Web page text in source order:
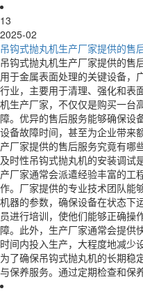
13
2025-02
吊钩式抛丸机生产厂家提供的售
吊钩式抛丸机生产厂家提供的售
用于金属表面处理的关键设备，
行业，主要用于清理、强化和表
机生产厂家，不仅仅是购买一台
障。优异的售后服务能够确保设
设备故障时间，甚至为企业带来
产厂家提供的售后服务究竟有哪
及时性吊钩式抛丸机的安装调试
产厂家通常会派遣经验丰富的工
作。厂家提供的专业技术团队能
机器的参数，确保设备在状态下
员进行培训，使他们能够正确操
障。此外，生产厂家通常会提供
时间内投入生产，大程度地减少
为了确保吊钩式抛丸机的长期稳
与保养服务。通过定期检查和保